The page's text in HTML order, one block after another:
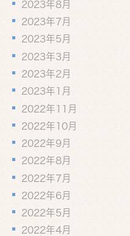
2023年8月
2023年7月
2023年5月
2023年3月
2023年2月
2023年1月
2022年11月
2022年10月
2022年9月
2022年8月
2022年7月
2022年6月
2022年5月
2022年4月